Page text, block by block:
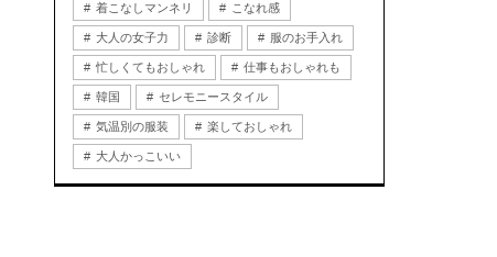
着こなしマンネリ こなれ感
大人の女子力 診断 服のお手入れ
忙しくてもおしゃれ 仕事もおしゃれも
韓国 セレモニースタイル
気温別の服装 楽しておしゃれ
大人かっこいい